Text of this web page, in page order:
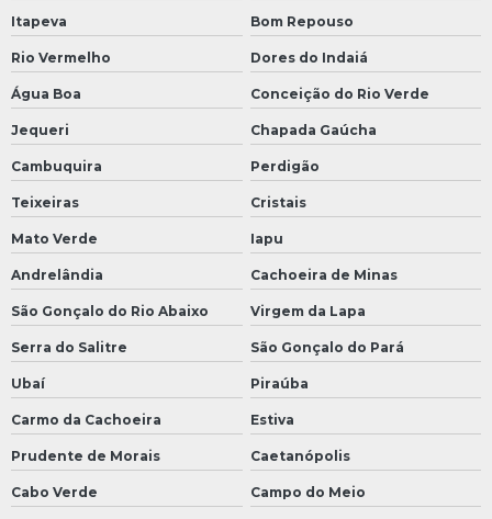
Itapeva Bom Repouso
Rio Vermelho Dores do Indaiá
Água Boa Conceição do Rio Verde
Jequeri Chapada Gaúcha
Cambuquira Perdigão
Teixeiras Cristais
Mato Verde Iapu
Andrelândia Cachoeira de Minas
São Gonçalo do Rio Abaixo Virgem da Lapa
Serra do Salitre São Gonçalo do Pará
Ubaí Piraúba
Carmo da Cachoeira Estiva
Prudente de Morais Caetanópolis
Cabo Verde Campo do Meio